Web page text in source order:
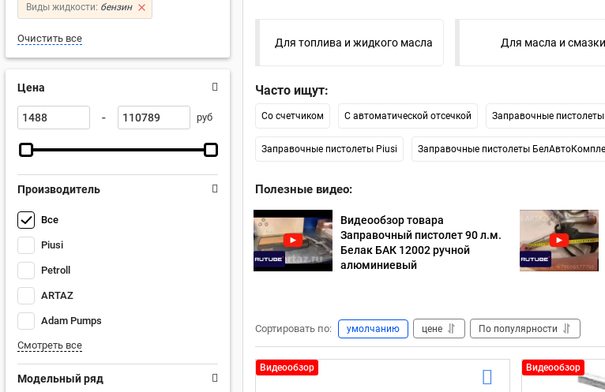
Виды жидкости: бензин
Очистить все
Цена
- руб
Производитель
Все
Piusi
Petroll
ARTAZ
Adam Pumps
Смотреть все
Модельный ряд
Для топлива и жидкого масла Для масла и смазки
Часто ищут:
Со счетчиком С автоматической отсечкой Заправочные
Заправочные пистолеты Piusi Заправочные пистолеты
Полезные видео:
Видеообзор товара
Заправочный пистолет 90 л.м.
Белак БАК 12002 ручной
алюминиевый
Сортировать по: умолчанию цене По популярности
Видеообзор Видеообзор